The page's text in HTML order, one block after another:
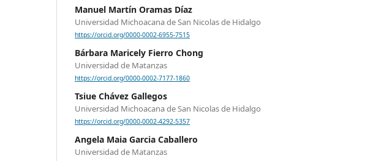
Manuel Martín Oramas Díaz
Universidad Michoacana de San Nicolas de Hidalgo
https://orcid.org/0000-0002-6955-7515
Bárbara Maricely Fierro Chong
Universidad de Matanzas
https://orcid.org/0000-0002-7177-1860
Tsiue Chávez Gallegos
Universidad Michoacana de San Nicolas de Hidalgo
https://orcid.org/0000-0002-4292-5357
Angela Maia Garcia Caballero
Universidad de Matanzas